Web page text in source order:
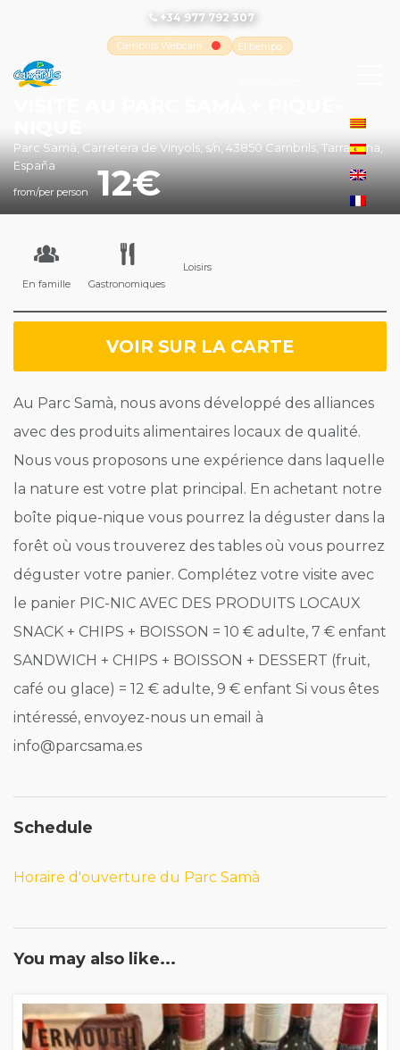
+34 977 792 307
Cambrils Webcam
El tiempo
Parc Samà, Carretera de Vinyols, s/n, 43850 Cambrils, Tarragona,
España
from/per person 12
En famille Gastronomiques
Loisirs
VOIR SUR LA CARTE
Au Parc Samà, nous avons développé des alliances
avec des produits alimentaires locaux de qualité.
Nous vous proposons une expérience dans laquelle
la nature est votre plat principal. En achetant notre
boîte pique-nique vous pourrez la déguster dans la
forêt où vous trouverez des tables où vous pourrez
déguster votre panier. Complétez votre visite avec
le panier PIC-NIC AVEC DES PRODUITS LOCAUX
SNACK + CHIPS + BOISSON = 10 € adulte, 7 € enfant
SANDWICH + CHIPS + BOISSON + DESSERT (fruit,
café ou glace) = 12 € adulte, 9 € enfant Si vous êtes
intéressé, envoyez-nous un email à
info@parcsama.es
Schedule
Horaire d'ouverture du Parc Samà
You may also like...